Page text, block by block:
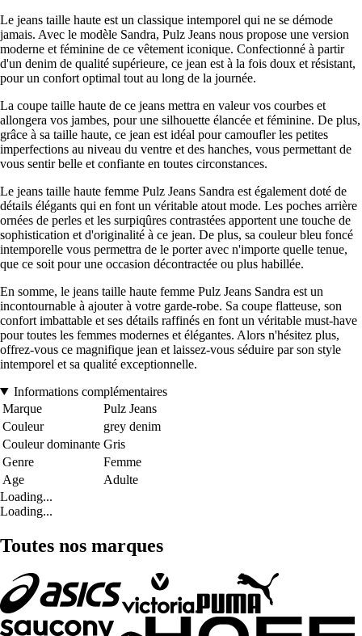
Le jeans taille haute est un classique intemporel qui ne se démode
jamais. Avec le modèle Sandra, Pulz Jeans nous propose une version
moderne et féminine de ce vêtement iconique. Confectionné à partir
d'un denim de qualité supérieure, ce jean est à la fois doux et résistant,
pour un confort optimal tout au long de la journée.
La coupe taille haute de ce jeans mettra en valeur vos courbes et
allongera vos jambes, pour une silhouette élancée et féminine. De plus,
grâce à sa taille haute, ce jean est idéal pour camoufler les petites
imperfections au niveau du ventre et des hanches, vous permettant de
vous sentir belle et confiante en toutes circonstances.
Le jeans taille haute femme Pulz Jeans Sandra est également doté de
détails élégants qui en font un véritable atout mode. Les poches arrière
ornées de perles et les surpiqûres contrastées apportent une touche de
sophistication et d'originalité à ce jean. De plus, sa couleur bleu foncé
intemporelle vous permettra de le porter avec n'importe quelle tenue,
que ce soit pour une occasion décontractée ou plus habillée.
En somme, le jeans taille haute femme Pulz Jeans Sandra est un
incontournable à ajouter à votre garde-robe. Sa coupe flatteuse, son
confort imbattable et ses détails raffinés en font un véritable must-have
pour toutes les femmes modernes et élégantes. Alors n'hésitez plus,
offrez-vous ce magnifique jean et laissez-vous séduire par son style
intemporel et sa qualité exceptionnelle.
Informations complémentaires
Marque
Pulz Jeans
Couleur
grey denim
Couleur dominante Gris
Genre
Femme
Age
Adulte
Loading...
Loading...
Toutes nos marques